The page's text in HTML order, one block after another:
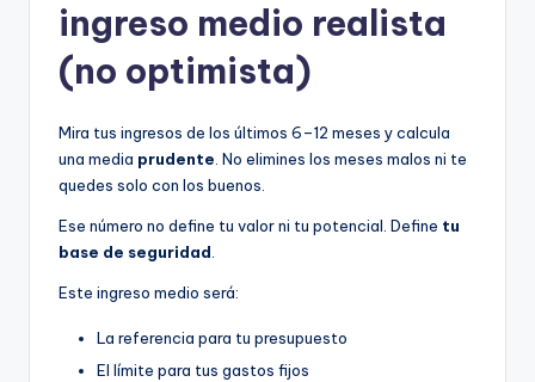
ingreso medio realista
(no optimista)
Mira tus ingresos de los últimos 6–12 meses y calcula
una media prudente. No elimines los meses malos ni te
quedes solo con los buenos.
Ese número no define tu valor ni tu potencial. Define tu
base de seguridad.
Este ingreso medio será:
La referencia para tu presupuesto
El límite para tus gastos fijos